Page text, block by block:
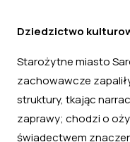
Dziedzictwo
Starożytne miasto
zachowawcze
struktury, tkając
zaprawy; chodzi o
świadectwem